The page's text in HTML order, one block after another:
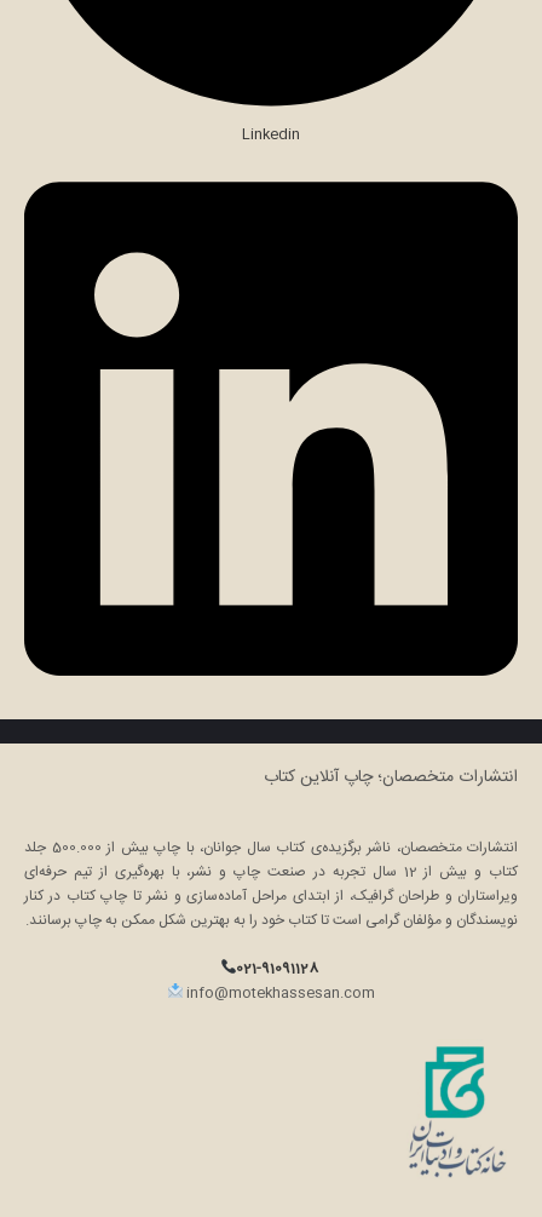
Linkedin
انتشارات متخصصان؛ چاپ آنلاین کتاب
انتشارات متخصصان، ناشر برگزیده‌ی کتاب سال جوانان، با چاپ بیش از 500.000 جلد
کتاب و بیش از 12 سال تجربه در صنعت چاپ و نشر، با بهره‌گیری از تیم حرفه‌ای
ویراستاران و طراحان گرافیک، از ابتدای مراحل آماده‌سازی و نشر تا چاپ کتاب در کنار
نویسندگان و مؤلفان گرامی است تا کتاب خود را به بهترین شکل ممکن به چاپ برسانند.
021-91091128
info@motekhassesan.com